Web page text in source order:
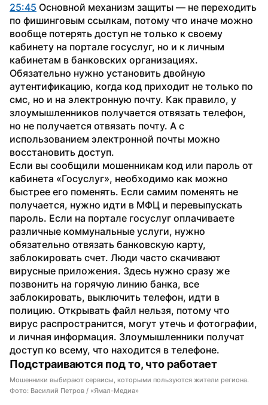
25:45 Основной механизм защиты — не переходить
по фишинговым ссылкам, потому что иначе можно
вообще потерять доступ не только к своему
кабинету на портале госуслуг, но и к личным
кабинетам в банковских организациях.
Обязательно нужно установить двойную
аутентификацию, когда код приходит не только по
смс, но и на электронную почту. Как правило, у
злоумышленников получается отвязать телефон,
но не получается отвязать почту. А с
использованием электронной почты можно
восстановить доступ.
Если вы сообщили мошенникам код или пароль от
кабинета «Госуслуг», необходимо как можно
быстрее его поменять. Если самим поменять не
получается, нужно идти в МФЦ и перевыпускать
пароль. Если на портале госуслуг оплачиваете
различные коммунальные услуги, нужно
обязательно отвязать банковскую карту,
заблокировать счет. Люди часто скачивают
вирусные приложения. Здесь нужно сразу же
позвонить на горячую линию банка, все
заблокировать, выключить телефон, идти в
полицию. Открывать файл нельзя, потому что
вирус распространится, могут утечь и фотографии,
и личная информация. Злоумышленники получат
доступ ко всему, что находится в телефоне.
Подстраиваются под то, что работает
Мошенники выбирают сервисы, которыми пользуются жители региона.
Фото: Василий Петров / «Ямал-Медиа»